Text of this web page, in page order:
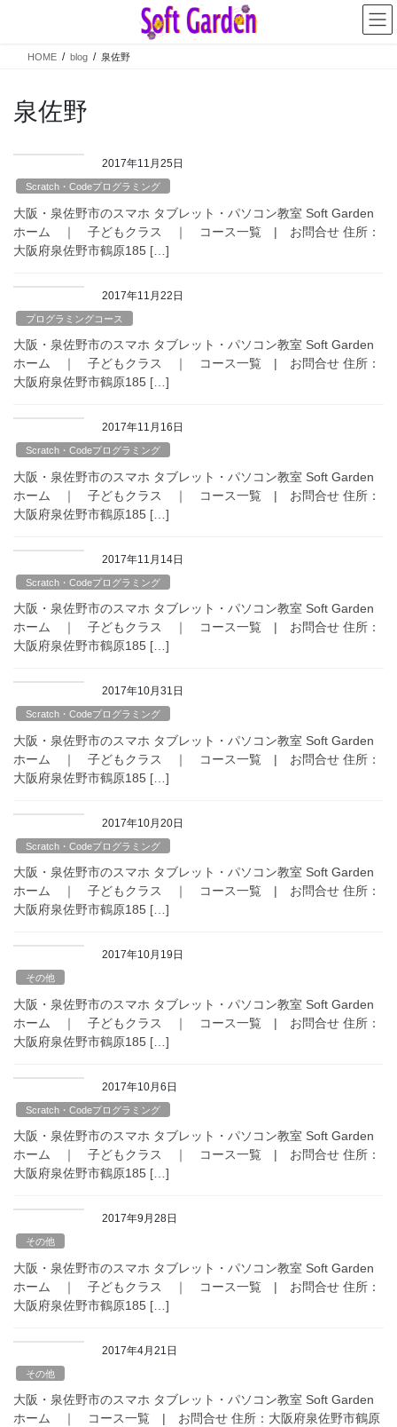
HOME blog 泉佐野
泉佐野
2017年11月25日
Scratch・Codeプログラミング
大阪・泉佐野市のスマホ タブレット・パソコン教室 Soft Garden
ホーム ｜ 子どもクラス ｜ コース一覧 | お問合せ 住所：
大阪府泉佐野市鶴原185 […]
2017年11月22日
プログラミングコース
大阪・泉佐野市のスマホ タブレット・パソコン教室 Soft Garden
ホーム ｜ 子どもクラス ｜ コース一覧 | お問合せ 住所：
大阪府泉佐野市鶴原185 […]
2017年11月16日
Scratch・Codeプログラミング
大阪・泉佐野市のスマホ タブレット・パソコン教室 Soft Garden
ホーム ｜ 子どもクラス ｜ コース一覧 | お問合せ 住所：
大阪府泉佐野市鶴原185 […]
2017年11月14日
Scratch・Codeプログラミング
大阪・泉佐野市のスマホ タブレット・パソコン教室 Soft Garden
ホーム ｜ 子どもクラス ｜ コース一覧 | お問合せ 住所：
大阪府泉佐野市鶴原185 […]
2017年10月31日
Scratch・Codeプログラミング
大阪・泉佐野市のスマホ タブレット・パソコン教室 Soft Garden
ホーム ｜ 子どもクラス ｜ コース一覧 | お問合せ 住所：
大阪府泉佐野市鶴原185 […]
2017年10月20日
Scratch・Codeプログラミング
大阪・泉佐野市のスマホ タブレット・パソコン教室 Soft Garden
ホーム ｜ 子どもクラス ｜ コース一覧 | お問合せ 住所：
大阪府泉佐野市鶴原185 […]
2017年10月19日
その他
大阪・泉佐野市のスマホ タブレット・パソコン教室 Soft Garden
ホーム ｜ 子どもクラス ｜ コース一覧 | お問合せ 住所：
大阪府泉佐野市鶴原185 […]
2017年10月6日
Scratch・Codeプログラミング
大阪・泉佐野市のスマホ タブレット・パソコン教室 Soft Garden
ホーム ｜ 子どもクラス ｜ コース一覧 | お問合せ 住所：
大阪府泉佐野市鶴原185 […]
2017年9月28日
その他
大阪・泉佐野市のスマホ タブレット・パソコン教室 Soft Garden
ホーム ｜ 子どもクラス ｜ コース一覧 | お問合せ 住所：
大阪府泉佐野市鶴原185 […]
2017年4月21日
その他
大阪・泉佐野市のスマホ タブレット・パソコン教室 Soft Garden
ホーム ｜ コース一覧 | お問合せ 住所：大阪府泉佐野市鶴原